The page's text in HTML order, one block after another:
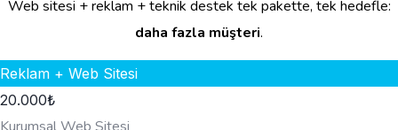
Web sitesi + reklam + teknik destek tek pakette, tek hedefle:
daha fazla müşteri.
Reklam + Web Sitesi
20.000₺